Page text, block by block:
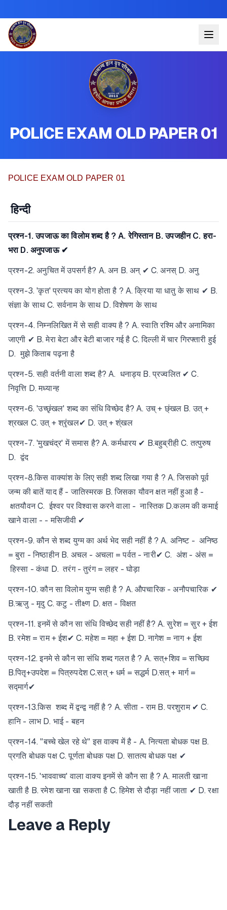
POLICE EXAM OLD PAPER 01
POLICE EXAM OLD PAPER 01
हिन्दी
प्रश्न-1. उपजाऊ का विलोम शब्द है ? A. रेगिस्तान B. उपजहीन C. हरा-
भरा D. अनुपजाऊ ✔
प्रश्न-2. अनुचित में उपसर्ग है? A. अन B. अन् ✔ C. अनस् D. अनु
प्रश्न-3. 'कृत' प्रत्यय का योग होता है ? A. क्रिया या धातु के साथ ✔ B.
संज्ञा के साथ C. सर्वनाम के साथ D. विशेषण के साथ
प्रश्न-4. निम्नलिखित में से सही वाक्य है ? A. स्वाति रश्मि और अनामिका
जाएगी ✔ B. मेरा बेटा और बेटी बाजार गई है C. दिल्ली में चार गिरफ्तारी हुई
D. मुझे किताब पढ़ना है
प्रश्न-5. सही वर्तनी वाला शब्द है? A. धनाड्य B. प्रज्वलित ✔ C.
निवृत्ति D. मध्यान्ह
प्रश्न-6. 'उच्छृंखल' शब्द का संधि विच्छेद है? A. उच् + छ्ंखल B. उत् +
श्रखल C. उत् + श्रृंखल✔ D. उत् + श्ंखल
प्रश्न-7. 'मुखचंद्र' में समास है? A. कर्मधारय ✔ B.बहुब्रीही C. तत्पुरुष
D. द्वंद
प्रश्न-8.किस वाक्यांश के लिए सही शब्द लिखा गया है ? A. जिसको पूर्व
जन्म की बातें याद हैं - जातिस्मरक B. जिसका यौवन क्षत नहीं हुआ है -
क्षतयौवन C. ईश्वर पर विश्वास करने वाला - नास्तिक D.कलम की कमाई
खाने वाला - - मसिजीवी ✔
प्रश्न-9. कौन से शब्द युग्म का अर्थ भेद सही नहीं है ? A. अनिष्ट - अनिष्ठ
= बुरा - निष्ठाहीन B. अचल - अचला = पर्वत - नारी✔ C. अंश - अंस =
हिस्सा - कंधा D. तरंग - तुरंग = लहर - घोड़ा
प्रश्न-10. कौन सा विलोम युग्म सही है ? A. औपचारिक - अनौपचारिक ✔
B.ऋजु - मृदु C. कटु - तीक्ष्ण D. क्षत - विक्षत
प्रश्न-11. इनमें से कौन सा संधि विच्छेद सही नहीं है? A. सुरेश = सुर + ईश
B. रमेश = राम + ईश✔ C. महेश = महा + ईश D. नागेश = नाग + ईश
प्रश्न-12. इनमे से कौन सा संधि शब्द गलत है ? A. सत्+शिव = सच्छिव
B.पितृ+उपदेश = पित्रुपदेश C.सत् + धर्म = सद्धर्म D.सत् + मार्ग =
सद्मार्ग✔
प्रश्न-13.किस शब्द में द्वन्द्व नहीं है ? A. सीता - राम B. परशुराम ✔ C.
हानि - लाभ D. भाई - बहन
प्रश्न-14. "बच्चे खेल रहे थे" इस वाक्य में है - A. नित्यता बोधक पक्ष B.
प्रगति बोधक पक्ष C. पूर्णता बोधक पक्ष D. सातत्य बोधक पक्ष ✔
प्रश्न-15. 'भाववाच्य' वाला वाक्य इनमें से कौन सा है ? A. मालती खाना
खाती है B. रमेश खाना खा सकता है C. हिमेश से दौड़ा नहीं जाता ✔ D. रक्षा
दौड़ नहीं सकती
Leave a Reply